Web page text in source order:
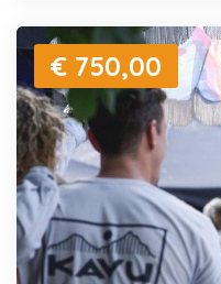
€ 750,00